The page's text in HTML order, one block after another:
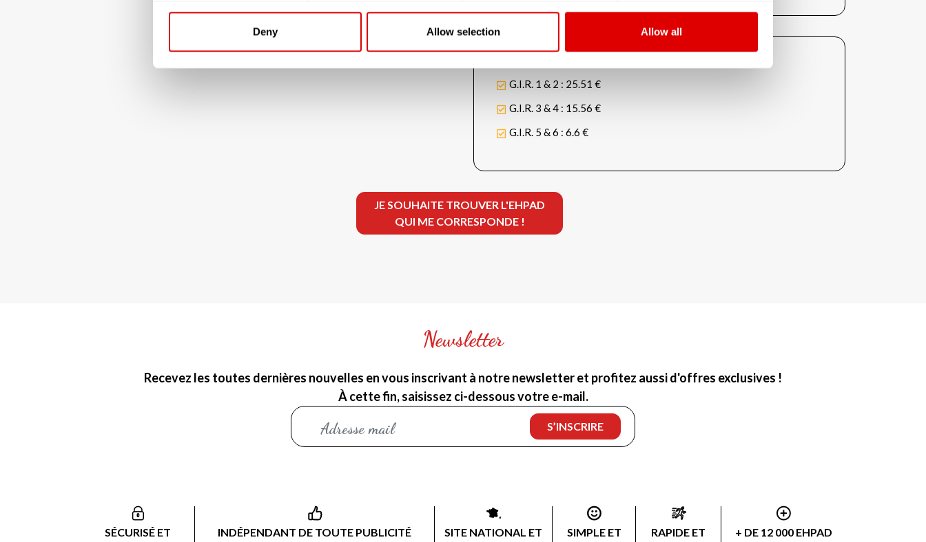
Deny Allow selection Allow all
G.I.R. 1 & 2 : 25.51 €
G.I.R. 3 & 4 : 15.56 €
G.I.R. 5 & 6 : 6.6 €
JE SOUHAITE TROUVER L'EHPAD
QUI ME CORRESPONDE !
Newsletter
Recevez les toutes dernières nouvelles en vous inscrivant à notre newsletter et profitez aussi d'offres exclusives !
À cette fin, saisissez ci-dessous votre e-mail.
SÉCURISÉ ET
INDÉPENDANT DE TOUTE PUBLICITÉ
SITE NATIONAL ET
SIMPLE ET
RAPIDE ET
+ DE 12 000 EHPAD